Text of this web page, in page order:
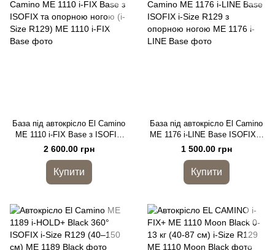
База під автокрісло El Camino
ME 1110 i-FIX Base з ISOFIX
та опорною ногою (i-Size R129)
2 600.00 грн
Купити
База під автокрісло El Camino
ME 1176 i-LINE Base ISOFIX i-
Size R129 з опорною ногою
1 500.00 грн
Купити